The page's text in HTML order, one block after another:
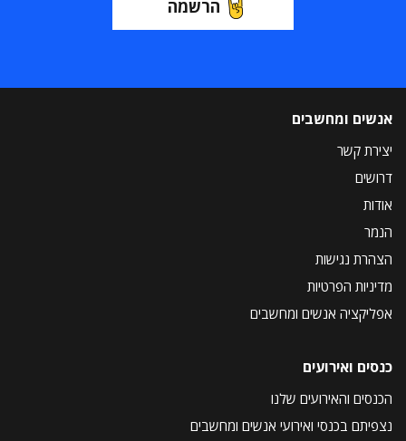
הרשמה
אנשים ומחשבים
יצירת קשר
דרושים
אודות
הנמר
הצהרת נגישות
מדיניות הפרטיות
אפליקציה אנשים ומחשבים
כנסים ואירועים
הכנסים והאירועים שלנו
נצפיתם בכנסי ואירועי אנשים ומחשבים